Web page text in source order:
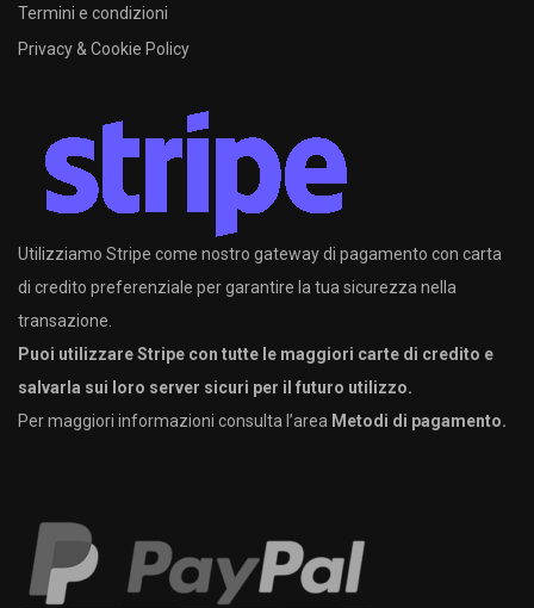
Termini e condizioni
Privacy & Cookie Policy
Utilizziamo Stripe come nostro gateway di pagamento con carta
di credito preferenziale per garantire la tua sicurezza nella
transazione.
Puoi utilizzare Stripe con tutte le maggiori carte di credito e
salvarla sui loro server sicuri per il futuro utilizzo.
Per maggiori informazioni consulta l’area Metodi di pagamento.